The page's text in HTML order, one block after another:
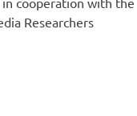
Researchers